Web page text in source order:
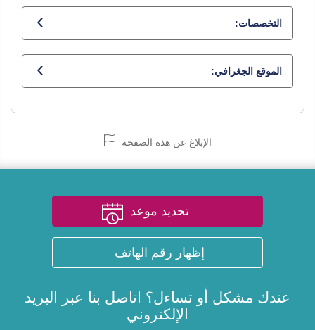
التخصصات:
أخصائي في أمراض الكلى
الموقع الجغرافي:
الإبلاغ عن هذه الصفحة
تحديد موعد
إظهار رقم الهاتف
عندك مشكل أو تساءل؟ اتاصل بنا عبر
البريد
الإلكتروني